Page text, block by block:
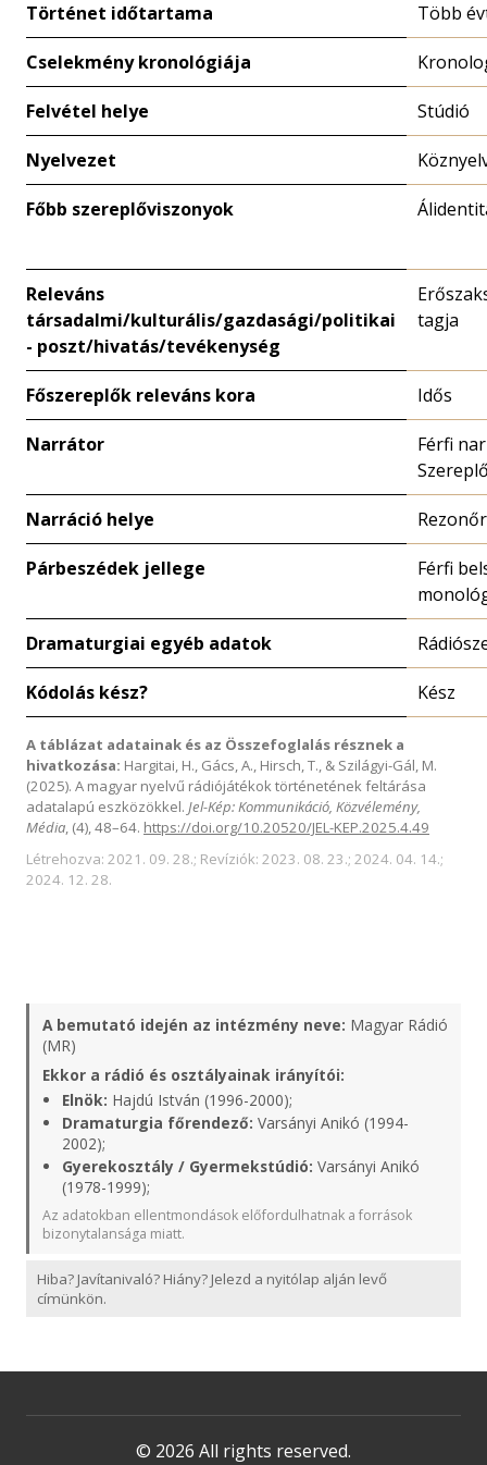
Történet időtartama Több
Cselekmény kronológiája
Felvétel helye Stúdió
Nyelvezet
Főbb szereplőviszonyok
Releváns
társadalmi/kulturális/gazdasági/politikai
- poszt/hivatás/tevékenység
tagja
Főszereplők releváns kora Idős
Narrátor
Férfi
Narráció helye Rezonőr
Párbeszédek jellege
Férfi
Dramaturgiai egyéb adatok
Kódolás kész? Kész
A táblázat adatainak és az Összefoglalás résznek a
hivatkozása: Hargitai, H., Gács, A., Hirsch, T., & Szilágyi-Gál, M.
(2025). A magyar nyelvű rádiójátékok történetének feltárása
adatalapú eszközökkel. Jel-Kép: Kommunikáció, Közvélemény,
Média, (4), 48–64. https://doi.org/10.20520/JEL-KEP.2025.4.49
Létrehozva: 2021. 09. 28.; Revíziók: 2023. 08. 23.; 2024. 04. 14.;
2024. 12. 28.
A bemutató idején az intézmény neve: Magyar Rádió
(MR)
Ekkor a rádió és osztályainak irányítói:
Elnök: Hajdú István (1996-2000);
Dramaturgia főrendező: Varsányi Anikó (1994-
2002);
Gyerekosztály / Gyermekstúdió: Varsányi Anikó
(1978-1999);
Az adatokban ellentmondások előfordulhatnak a források
bizonytalansága miatt.
Hiba? Javítanivaló? Hiány? Jelezd a nyitólap alján levő
címünkön.
© 2026 All rights reserved.